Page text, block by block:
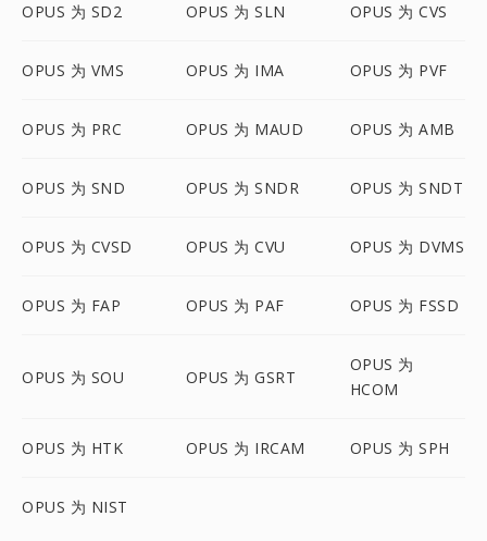
OPUS 为 SD2 OPUS 为 SLN OPUS 为 CVS
OPUS 为 VMS OPUS 为 IMA OPUS 为 PVF
OPUS 为 PRC OPUS 为 MAUD OPUS 为 AMB
OPUS 为 SND OPUS 为 SNDR OPUS 为 SNDT
OPUS 为 CVSD OPUS 为 CVU OPUS 为 DVMS
OPUS 为 FAP OPUS 为 PAF OPUS 为 FSSD
OPUS 为 SOU OPUS 为 GSRT
OPUS 为
HCOM
OPUS 为 HTK OPUS 为 IRCAM OPUS 为 SPH
OPUS 为 NIST